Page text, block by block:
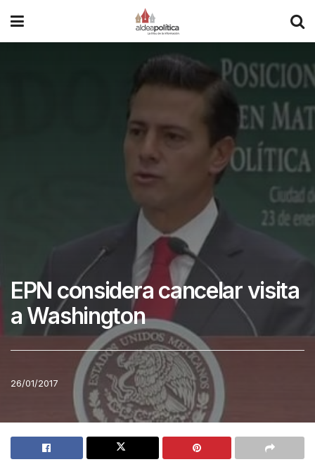
EPN considera cancelar visita
a Washington
26/01/2017